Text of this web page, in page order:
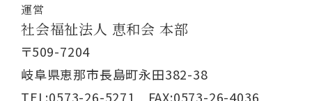
運営
社会福祉法人 恵和会 本部
〒509-7204
岐阜県恵那市長島町永田382-38
TEL:0573-26-5271 FAX:0573-26-4036